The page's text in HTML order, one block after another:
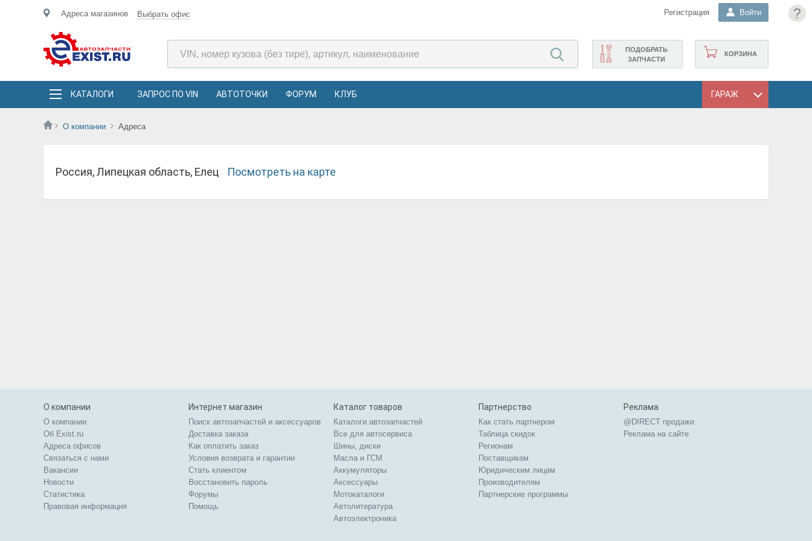
?
Адреса магазинов Выбрать офис Регистрация Войти
КОРЗИНА
ПОДОБРАТЬ
ЗАПЧАСТИ
КАТАЛОГИ ЗАПРОС ПО VIN АВТОТОЧКИ ФОРУМ КЛУБ ГАРАЖ
О компании Адреса
Россия, Липецкая область, Елец Посмотреть на карте
О компании
О компании
Об Exist.ru
Адреса офисов
Связаться с нами
Вакансии
Новости
Статистика
Правовая информация
Интернет магазин
Поиск автозапчастей и аксессуаров
Доставка заказа
Как оплатить заказ
Условия возврата и гарантии
Стать клиентом
Восстановить пароль
Форумы
Помощь
Каталог товаров
Каталоги автозапчастей
Все для автосервиса
Шины, диски
Масла и ГСМ
Аккумуляторы
Аксессуары
Мотокаталоги
Автолитература
Автоэлектроника
Партнерство
Как стать партнером
Таблица скидок
Регионам
Поставщикам
Юридическим лицам
Производителям
Партнерские программы
Реклама
@DIRECT продажи
Реклама на сайте